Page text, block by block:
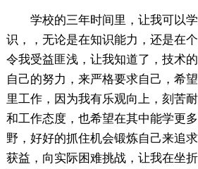
学校的三年时间里，让我可以
识，，无论是在知识能力，还是在
令我受益匪浅，让我知道了，技术
自己的努力，来严格要求自己，希
里工作，因为我有乐观向上，刻苦
和工作态度，也希望在其中能学更
野，好好的抓住机会锻炼自己来追
获益，向实际困难挑战，让我在坐